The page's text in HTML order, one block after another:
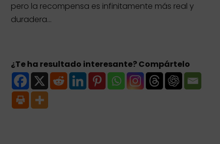
pero la recompensa es infinitamente más real y
duradera…
¿Te ha resultado interesante? Compártelo